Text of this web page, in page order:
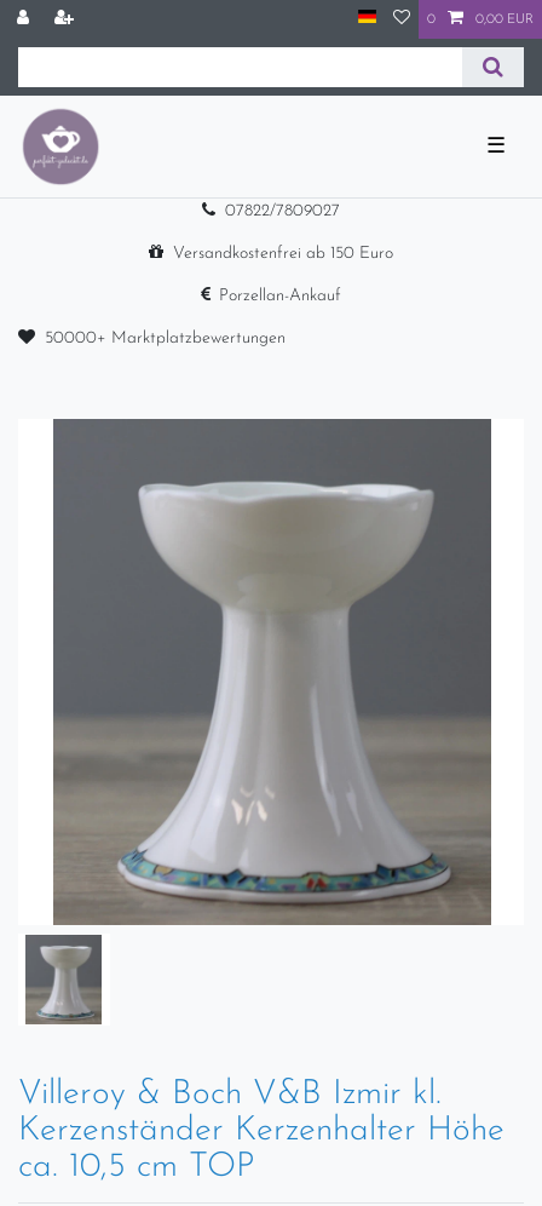
0 0,00 EUR
☰
07822/7809027
Versandkostenfrei ab 150 Euro
Porzellan-Ankauf
50000+ Marktplatzbewertungen
Villeroy & Boch V&B Izmir kl.
Kerzenständer Kerzenhalter Höhe
ca. 10,5 cm TOP